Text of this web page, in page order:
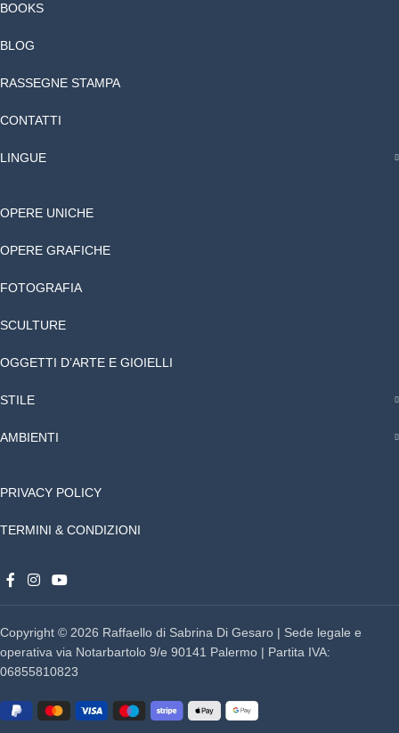
BOOKS
BLOG
RASSEGNE STAMPA
CONTATTI
LINGUE
OPERE UNICHE
OPERE GRAFICHE
FOTOGRAFIA
SCULTURE
OGGETTI D’ARTE E GIOIELLI
STILE
AMBIENTI
PRIVACY POLICY
TERMINI & CONDIZIONI
Copyright © 2026 Raffaello di Sabrina Di Gesaro | Sede legale e
operativa via Notarbartolo 9/e 90141 Palermo | Partita IVA:
06855810823